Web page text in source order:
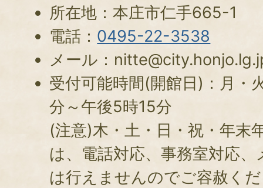
所在地：本庄市仁手665-1
電話： 0495-22-3538
メール：
受付可能時間(開館日)：月・
分～午後5時15分
(注意)木・土・日・祝・年末
は、電話対応、事務室対応
は行えませんのでご容赦く